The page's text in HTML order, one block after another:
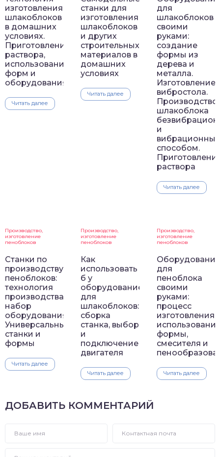
изготовления
шлакоблоков
в домашних
условиях.
Приготовление
раствора,
использование
форм и
оборудования
Читать далее
станки для
изготовления
шлакоблоков
и других
строительных
материалов в
домашних
условиях
Читать далее
для
шлакоблоков
своими
руками:
создание
формы из
дерева и
металла.
Изготовление
вибростола.
Производство
шлакоблока
и
способом.
раствора
Читать далее
Производство,
изготовление
пеноблоков
Станки по
производству
пеноблоков:
технология
производства,
набор
оборудования.
Универсальные
станки и
формы
Читать далее
Производство,
изготовление
пеноблоков
Как
использовать
б у
оборудование
для
шлакоблоков:
сборка
станка, выбор
и
подключение
двигателя
Читать далее
Производство,
изготовление
пеноблоков
Оборудование
для
пеноблока
своими
руками:
процесс
изготовления,
формы,
смесителя и
Читать далее
ДОБАВИТЬ КОММЕНТАРИЙ